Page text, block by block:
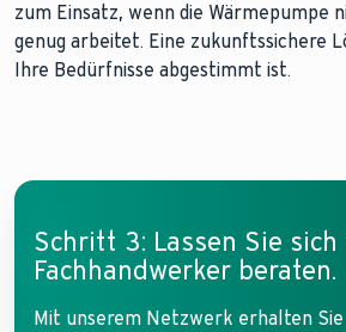
zum Einsatz, wenn die Wärmepumpe
genug arbeitet. Eine zukunftssichere
Ihre Bedürfnisse abgestimmt ist.
Schritt 3: Lassen Sie sich
Fachhandwerker beraten.
Mit unserem Netzwerk erhalten Sie